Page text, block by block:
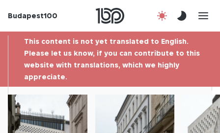
Budapest100
Contact
This content is not yet translated to English.
Please let us know, if you can contribute to this
website with translations, which we highly
appreciate.